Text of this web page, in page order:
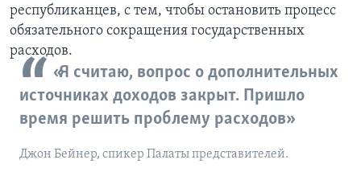
республиканцев, с тем, чтобы остановить процесс
обязательного сокращения государственных
расходов.
«Я считаю, вопрос о дополнительных
источниках доходов закрыт. Пришло
время решить проблему расходов»
Джон Бейнер, спикер Палаты представителей.